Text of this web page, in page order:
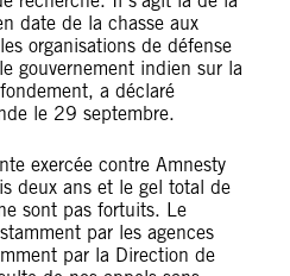
date de la chasse aux
organisations de défense
gouvernement indien sur la
a déclaré
le 29 septembre.
exercée contre Amnesty
deux ans et le gel total de
sont pas fortuits. Le
par les agences
par la Direction de